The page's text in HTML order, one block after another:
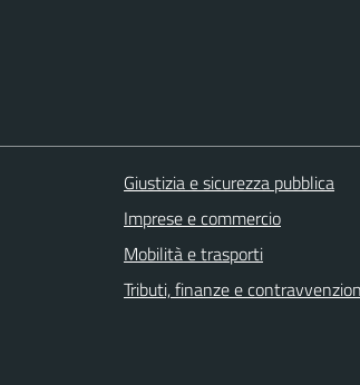
Giustizia e sicurezza pubblica
Imprese e commercio
Mobilità e trasporti
Tributi, finanze e